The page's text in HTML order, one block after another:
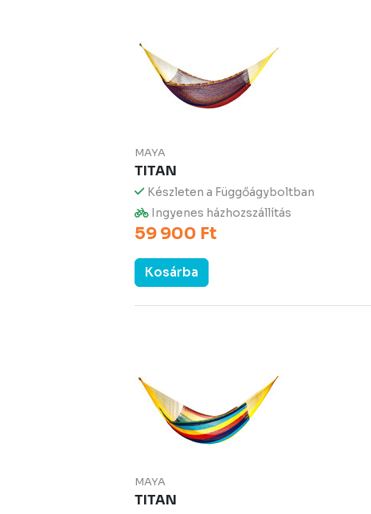
MAYA
TITAN
Készleten a Függőágyboltban
Ingyenes házhozszállítás
59 900 Ft
Kosárba
MAYA
TITAN